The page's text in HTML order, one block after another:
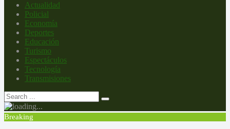
Actualidad
Policial
Economía
Deportes
Educación
Turismo
Espectáculos
Tecnología
Transmisiones
Breaking